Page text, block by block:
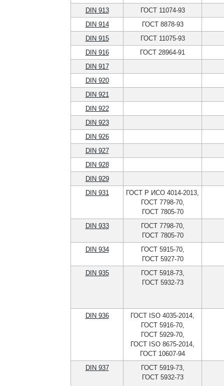
DIN 913
ГОСТ 11074-93
DIN 914
ГОСТ 8878-93
DIN 915
ГОСТ 11075-93
DIN 916
ГОСТ 28964-91
DIN 917
DIN 920
DIN 921
DIN 922
DIN 923
DIN 926
DIN 927
DIN 928
DIN 929
DIN 931
ГОСТ Р ИСО 4014-2013,
ГОСТ 7798-70,
ГОСТ 7805-70
DIN 933
ГОСТ 7798-70,
ГОСТ 7805-70
DIN 934
ГОСТ 5915-70,
ГОСТ 5927-70
DIN 935
ГОСТ 5918-73,
ГОСТ 5932-73
DIN 936
ГОСТ ISO 4035-2014,
ГОСТ 5916-70,
ГОСТ 5929-70,
ГОСТ ISO 8675-2014,
ГОСТ 10607-94
DIN 937
ГОСТ 5919-73,
ГОСТ 5932-73